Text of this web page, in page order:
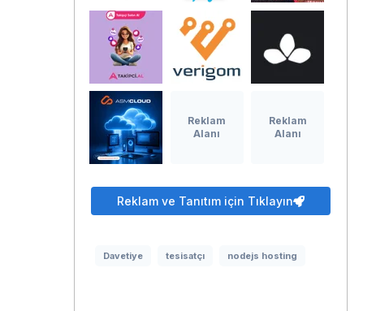
Reklam
Alanı
Reklam
Alanı
Reklam ve Tanıtım için Tıklayın
Davetiye tesisatçı nodejs hosting